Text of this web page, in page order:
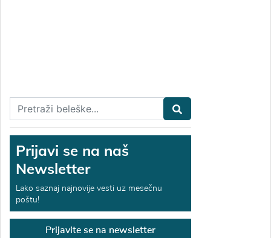
Prijavi se na naš
Newsletter
Lako saznaj najnovije vesti uz mesečnu
poštu!
Prijavite se na newsletter